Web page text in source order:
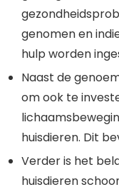
genomen en
hulp worden
Naast de
om ook te
huisdieren. Dit
Verder is het
huisdieren